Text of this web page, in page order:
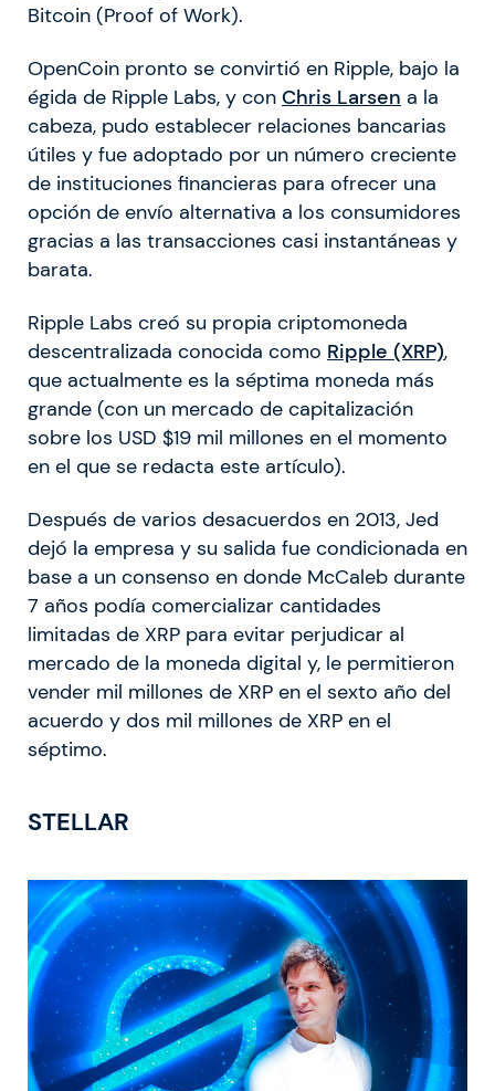
Bitcoin (Proof of Work).
OpenCoin pronto se convirtió en Ripple, bajo la
égida de Ripple Labs, y con Chris Larsen a la
cabeza, pudo establecer relaciones bancarias
útiles y fue adoptado por un número creciente
de instituciones financieras para ofrecer una
opción de envío alternativa a los consumidores
gracias a las transacciones casi instantáneas y
barata.
Ripple Labs creó su propia criptomoneda
descentralizada conocida como Ripple (XRP),
que actualmente es la séptima moneda más
grande (con un mercado de capitalización
sobre los USD $19 mil millones en el momento
en el que se redacta este artículo).
Después de varios desacuerdos en 2013, Jed
dejó la empresa y su salida fue condicionada en
base a un consenso en donde McCaleb durante
7 años podía comercializar cantidades
limitadas de XRP para evitar perjudicar al
mercado de la moneda digital y, le permitieron
vender mil millones de XRP en el sexto año del
acuerdo y dos mil millones de XRP en el
séptimo.
STELLAR